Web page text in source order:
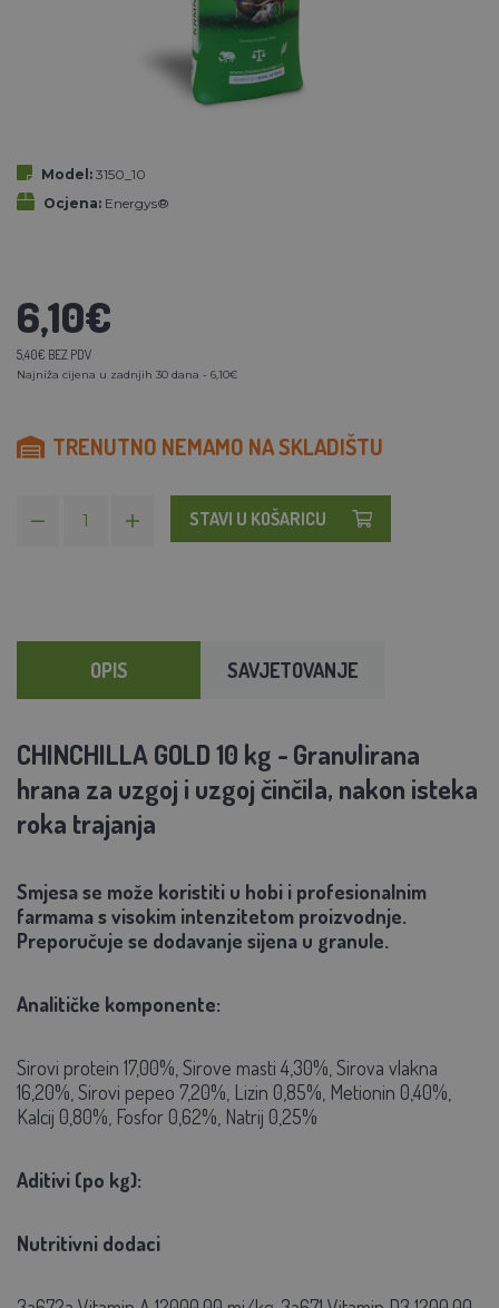
Model: 3150_10
Ocjena: Energys®
6,10€
5,40€ BEZ PDV
Najniža cijena u zadnjih 30 dana - 6,10€
TRENUTNO NEMAMO NA SKLADIŠTU
STAVI U KOŠARICU
OPIS SAVJETOVANJE
CHINCHILLA GOLD 10 kg -Granulirana
hrana za uzgoj i uzgoj činčila, nakon isteka
roka trajanja
Smjesa se može koristiti u hobi i profesionalnim
farmama s visokim intenzitetom proizvodnje.
Preporučuje se dodavanje sijena u granule.
Analitičke komponente:
Sirovi protein 17,00%, Sirove masti 4,30%, Sirova vlakna
16,20%, Sirovi pepeo 7,20%, Lizin 0,85%, Metionin 0,40%,
Kalcij 0,80%, Fosfor 0,62%, Natrij 0,25%
Aditivi (po kg):
Nutritivni dodaci